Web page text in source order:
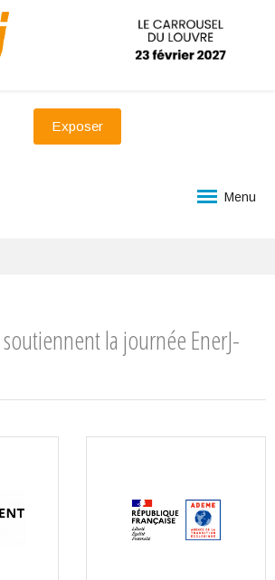
Exposer
Menu
la journée EnerJ-